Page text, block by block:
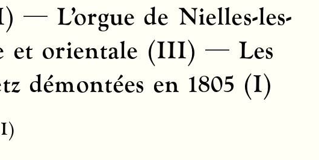
— L’orgue de Nielles-les-
et orientale (III) — Les
démontées en 1805 (I)